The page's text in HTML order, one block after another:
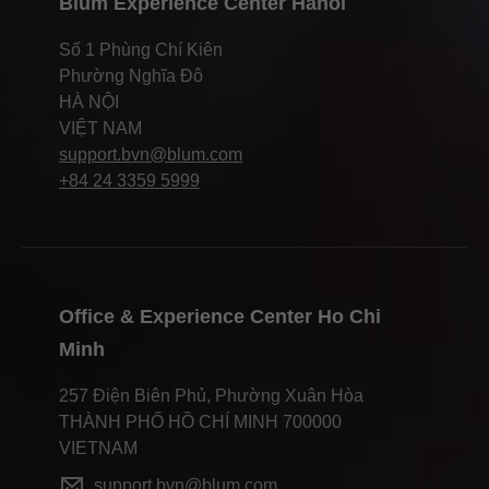
Office & Experience Center Ho Chi
Minh
257 Điện Biên Phủ, Phường Xuân Hòa
THÀNH PHỐ HỒ CHÍ MINH 700000
VIETNAM
Số 1 Phùng Chí Kiên
Phường Nghĩa Đô
HÀ NỘI
VIỆT NAM
support.bvn@blum.com
+84 24 3359 5999